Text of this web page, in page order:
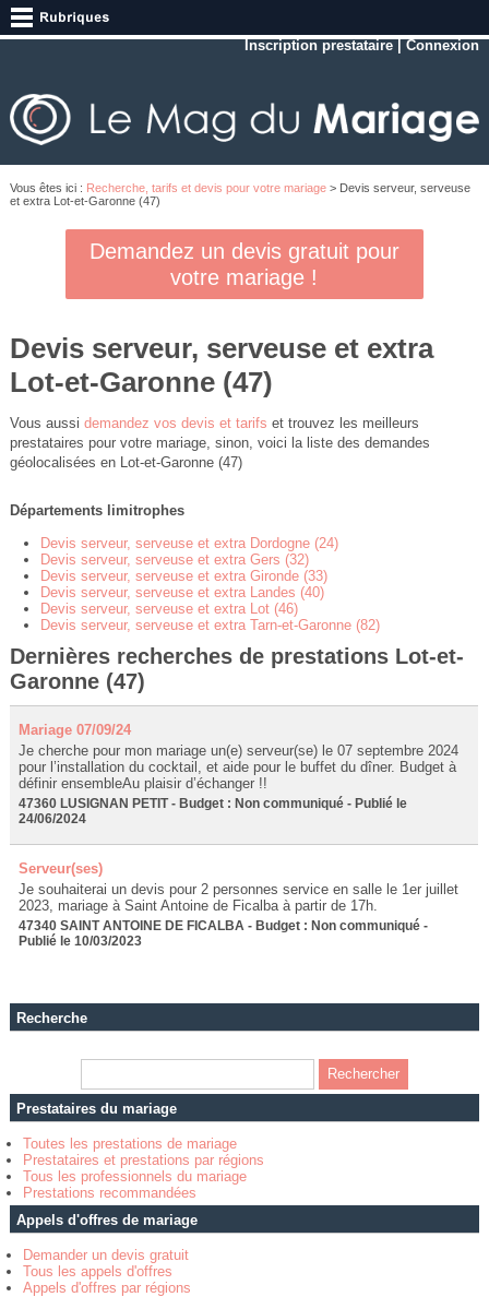
Inscription prestataire |Connexion
Vous êtes ici : Recherche, tarifs et devis pour votre mariage> Devis serveur, serveuse
et extra Lot-et-Garonne (47)
Demandez un devis gratuit pour
votre mariage !
Devis serveur, serveuse et extra
Lot-et-Garonne (47)
Vous aussi demandez vos devis et tarifs et trouvez les meilleurs
prestataires pour votre mariage, sinon, voici la liste des demandes
géolocalisées en Lot-et-Garonne (47)
Départements limitrophes
Devis serveur, serveuse et extra Dordogne (24)
Devis serveur, serveuse et extra Gers (32)
Devis serveur, serveuse et extra Gironde (33)
Devis serveur, serveuse et extra Landes (40)
Devis serveur, serveuse et extra Lot (46)
Devis serveur, serveuse et extra Tarn-et-Garonne (82)
Dernières recherches de prestations Lot-et-
Garonne (47)
Mariage 07/09/24
Je cherche pour mon mariage un(e) serveur(se) le 07 septembre 2024
pour l’installation du cocktail, et aide pour le buffet du dîner. Budget à
définir ensembleAu plaisir d’échanger !!
47360 LUSIGNAN PETIT - Budget : Non communiqué - Publié le
24/06/2024
Serveur(ses)
Je souhaiterai un devis pour 2 personnes service en salle le 1er juillet
2023, mariage à Saint Antoine de Ficalba à partir de 17h.
47340 SAINT ANTOINE DE FICALBA - Budget : Non communiqué -
Publié le 10/03/2023
Recherche
Prestataires du mariage
Toutes les prestations de mariage
Prestataires et prestations par régions
Tous les professionnels du mariage
Prestations recommandées
Appels d'offres de mariage
Demander un devis gratuit
Tous les appels d'offres
Appels d'offres par régions